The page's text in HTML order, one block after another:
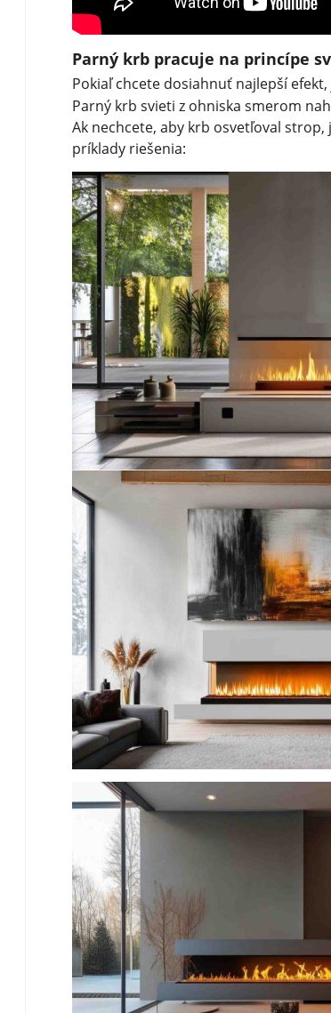
Parný krb pracuje na princípe
Pokiaľ chcete dosiahnuť najlepší
Parný krb svieti z ohniska smerom
Ak nechcete, aby krb osvetľoval
príklady riešenia: